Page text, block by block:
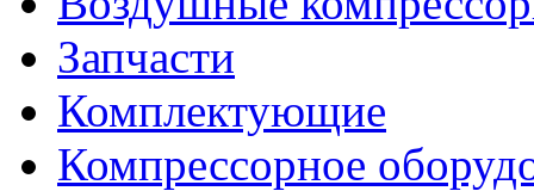
Запчасти
Комплектующие
Компрессорное